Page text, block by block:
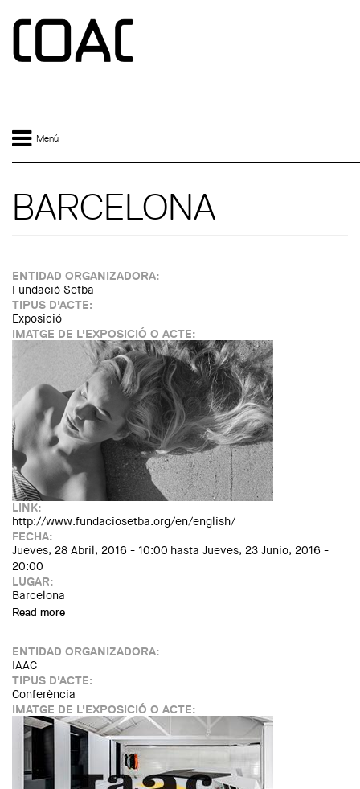
Menú
BARCELONA
ENTIDAD ORGANIZADORA:
Fundació Setba
TIPUS D'ACTE:
Exposició
IMATGE DE L'EXPOSICIÓ O ACTE:
LINK:
http://www.fundaciosetba.org/en/english/
FECHA:
Jueves, 28 Abril, 2016 - 10:00 hasta Jueves, 23 Junio, 2016 -
20:00
LUGAR:
Barcelona
Read more
ENTIDAD ORGANIZADORA:
IAAC
TIPUS D'ACTE:
Conferència
IMATGE DE L'EXPOSICIÓ O ACTE: